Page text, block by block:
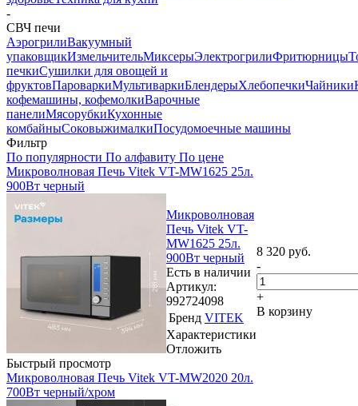
-
СВЧ печи
АэрогрилиВакуумный
упаковщикИзмельчительМиксерыЭлектрогрилиФритюрницы
печкиСушилки для овощей и
фруктовПароваркиМультиваркиБлендерыХлебопечкиЧайники
кофемашины, кофемолкиВарочные
панелиМясорубкиКухонные
комбайныСоковыжималкиПосудомоечные машины
Фильтр
По популярности По алфавиту По цене
Микроволновая Печь Vitek VT-MW1625 25л.
900Вт черный
Быстрый просмотр
Микроволновая
Печь Vitek VT-
MW1625 25л.
900Вт черный
Есть в наличии
Артикул:
992724098
Бренд VITEK
Характеристики
Отложить
8 320 руб.
-
+
В корзину
Микроволновая Печь Vitek VT-MW2020 20л.
700Вт черный/хром